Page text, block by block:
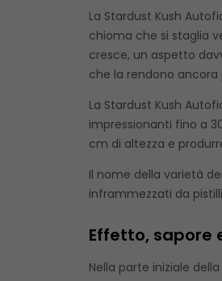
La Stardust Kush
chioma che si staglia
cresce, un aspetto
che la rendono
La Stardust Kush
impressionanti fino a
cm di altezza e
Il nome della varietà
inframmezzati da
Effetto, sapore
Nella parte iniziale